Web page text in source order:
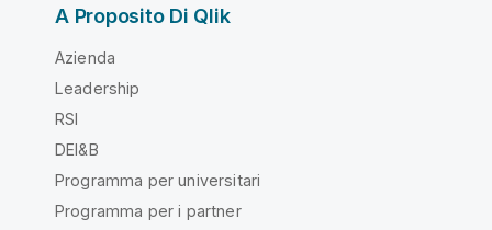
A Proposito Di Qlik
Azienda
Leadership
RSI
DEI&B
Programma per universitari
Programma per i partner